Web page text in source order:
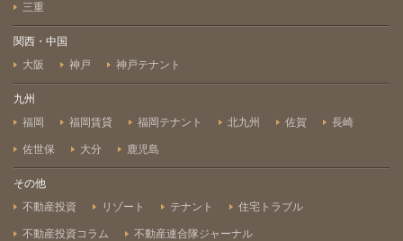
三重
関西・中国
大阪
神戸 神戸テナント
九州
福岡
福岡賃貸 福岡テナント 北九州 佐賀 長崎
佐世保 大分 鹿児島
その他
不動産投資
リゾート テナント 住宅トラブル
不動産投資コラム 不動産連合隊ジャーナル